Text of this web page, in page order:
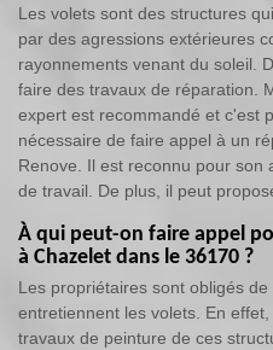
Les volets sont des structures
par des agressions extérieures
rayonnements venant du soleil.
faire des travaux de réparation.
expert est recommandé et c'est
nécessaire de faire appel à un
Renove. Il est reconnu pour son
de travail. De plus, il peut
À qui peut-on faire appel
à Chazelet dans le 36170 ?
Les propriétaires sont obligés
entretiennent les volets. En
travaux de peinture de ces